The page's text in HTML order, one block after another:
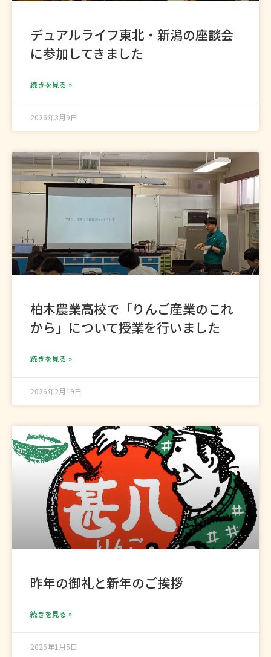
デュアルライフ東北・新潟の座談会
に参加してきました
続きを見る »
2026年3月9日
柏木農業高校で「りんご産業のこれ
から」について授業を行いました
続きを見る »
2026年2月19日
昨年の御礼と新年のご挨拶
続きを見る »
2026年1月5日